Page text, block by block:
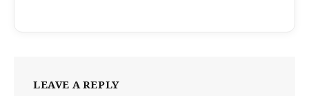
LEAVE A REPLY